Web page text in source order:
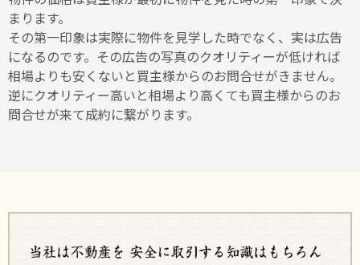
まります。
その第一印象は実際に物件を見学した時でなく、実は広告
になるのです。その広告の写真のクオリティーが低ければ
相場よりも安くないと買主様からのお問合せがきません。
逆にクオリティー高いと相場より高くても買主様からのお
問合せが来て成約に繋がります。